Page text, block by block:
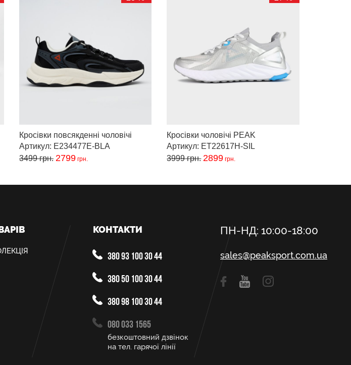
Кросівки повсякденні чоловічі
Артикул: E234477E-BLA
3499грн. 2799грн.
Кросівки чоловічі PEAK
Артикул: ET22617H-SIL
3999грн. 2899 грн.
КОНТАКТИ
380 93 100 30 44
380 50 100 30 44
380 98 100 30 44
080 033 1565
безкоштовний дзвінок
на тел. гарячої лінії
ПН-НД: 10:00-18:00
sales@peaksport.com.ua